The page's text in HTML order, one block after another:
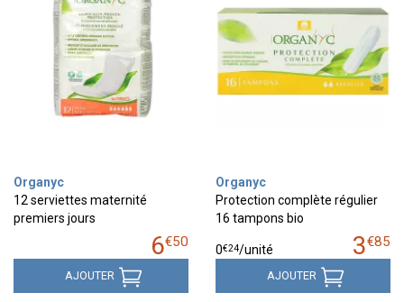
Organyc
12 serviettes maternité
premiers jours
6€50
AJOUTER
Organyc
Protection complète régulier
16 tampons bio
3€85
0€24/unité
AJOUTER